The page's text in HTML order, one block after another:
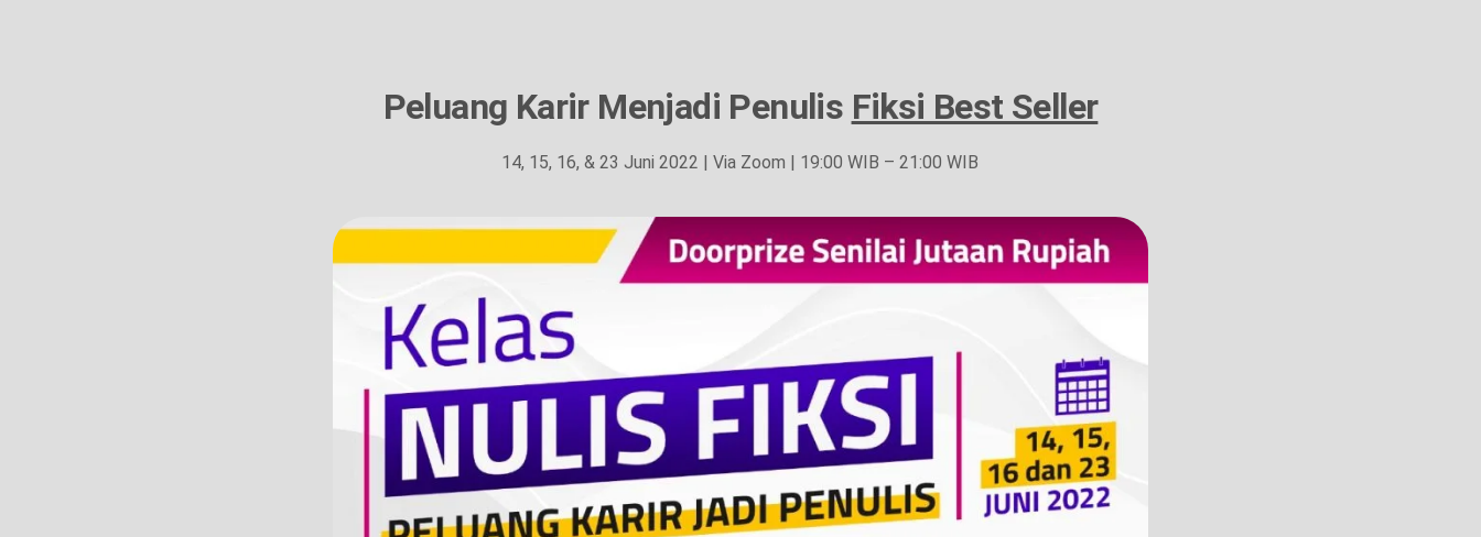
Peluang Karir Menjadi Penulis Fiksi Best Seller
14, 15, 16, & 23 Juni 2022 | Via Zoom | 19:00 WIB – 21:00 WIB